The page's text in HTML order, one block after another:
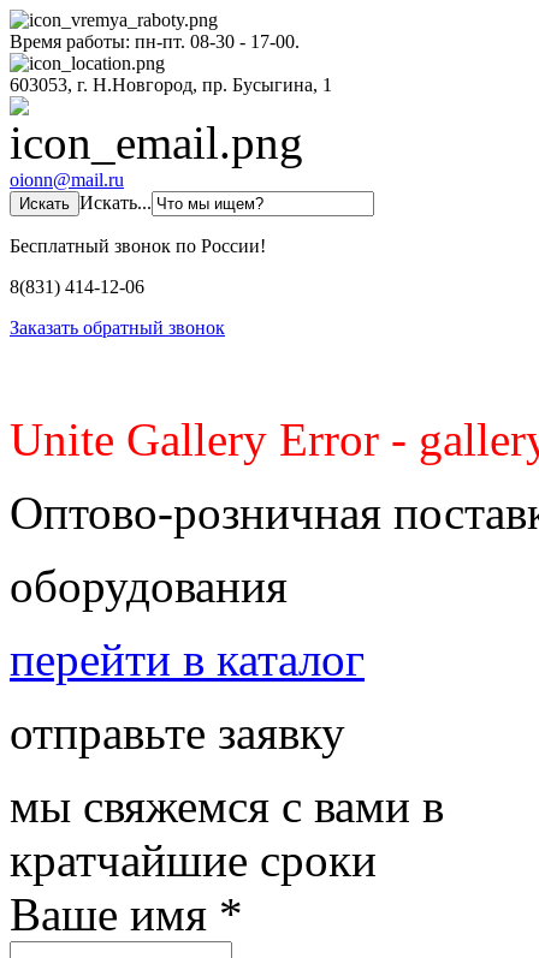
Время работы: пн-пт. 08-30 - 17-00.
603053, г. Н.Новгород, пр. Бусыгина, 1
oionn@mail.ru
Искать...
Бесплатный звонок по России!
8(831) 414-12-06
Заказать обратный звонок
Unite Gallery Error -
Оптово-розничная
оборудования
перейти в каталог
отправьте заявку
мы свяжемся с вами в
кратчайшие сроки
Ваше имя *